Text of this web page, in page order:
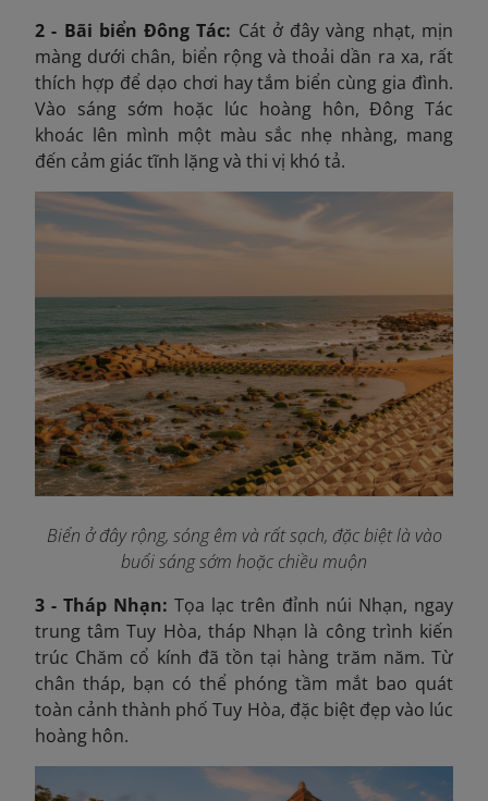
2 - Bãi biển Đông Tác: Cát ở đây vàng nhạt, mịn
màng dưới chân, biển rộng và thoải dần ra xa, rất
thích hợp để dạo chơi hay tắm biển cùng gia đình.
Vào sáng sớm hoặc lúc hoàng hôn, Đông Tác
khoác lên mình một màu sắc nhẹ nhàng, mang
đến cảm giác tĩnh lặng và thi vị khó tả.
Biển ở đây rộng, sóng êm và rất sạch, đặc biệt là vào
buổi sáng sớm hoặc chiều muộn
3 - Tháp Nhạn: Tọa lạc trên đỉnh núi Nhạn, ngay
trung tâm Tuy Hòa, tháp Nhạn là công trình kiến
trúc Chăm cổ kính đã tồn tại hàng trăm năm. Từ
chân tháp, bạn có thể phóng tầm mắt bao quát
toàn cảnh thành phố Tuy Hòa, đặc biệt đẹp vào lúc
hoàng hôn.